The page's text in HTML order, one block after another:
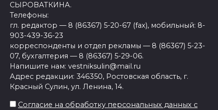
СЫРОВАТКИНА.
Телефоны:
гл. редактор — 8 (86367) 5-20-67 (fax), мобильный: 8-
903-439-36-23
корреспонденты и отдел рекламы — 8 (86367) 5-23-
07, бухгалтерия — 8 (86367) 5-29-06.
Напишите нам: vestniksulin@mail.ru
Адрес редакции: 346350, Ростовская область, г.
Красный Сулин, ул. Ленина, 14.
Согласие на обработку персональных данных с